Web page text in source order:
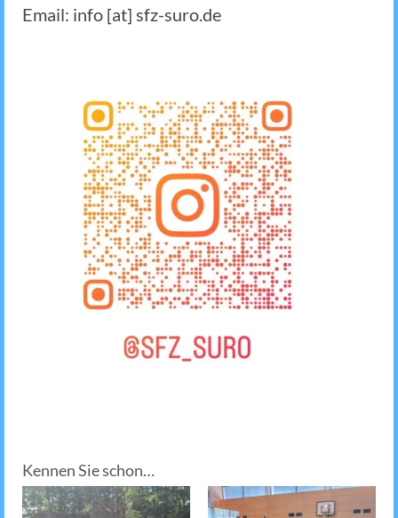
Email: info [at] sfz-suro.de
Kennen Sie schon…